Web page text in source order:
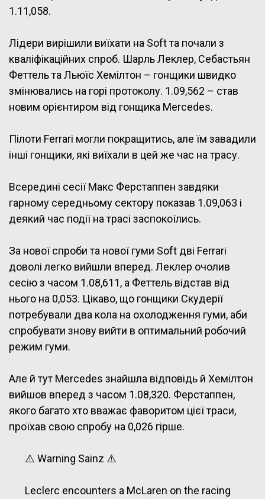
1.11,058.
Лідери вирішили виїхати на Soft та почали з
кваліфікаційних спроб. Шарль Леклер, Себастьян
Феттель та Льюїс Хемілтон – гонщики швидко
змінювались на горі протоколу. 1.09,562 – став
новим орієнтиром від гонщика Mercedes.
Пілоти Ferrari могли покращитись, але їм завадили
інші гонщики, які виїхали в цей же час на трасу.
Всередині сесії Макс Ферстаппен завдяки
гарному середньому сектору показав 1.09,063 і
деякий час події на трасі заспокоїлись.
За нової спроби та нової гуми Soft дві Ferrari
доволі легко вийшли вперед. Леклер очолив
сесію з часом 1.08,611, а Феттель відстав від
нього на 0,053. Цікаво, що гонщики Скудерії
потребували два кола на охолодження гуми, аби
спробувати знову вийти в оптимальний робочий
режим гуми.
Але й тут Mercedes знайшла відповідь й Хемілтон
вийшов вперед з часом 1.08,320. Ферстаппен,
якого багато хто вважає фаворитом цієї траси,
проїхав свою спробу на 0,026 гірше.
⚠️ Warning Sainz ⚠️
Leclerc encounters a McLaren on the racing